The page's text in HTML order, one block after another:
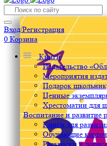
Вход/Регистрация
0 Корзина
Книги
Издательство
Мероприятия
Подарок
Ценные
Хрестоматии для
Воспитание и развитие
Книги для
Обучающие
Раскраски и